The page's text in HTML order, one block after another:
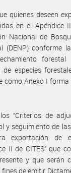
quienes deseen
en el Apéndice
Nacional de
(DENP) conforme
especies
como Anexo I
“Criterios de
y seguimiento de
exportación de
II de CITES” que
y que serán
de emitir